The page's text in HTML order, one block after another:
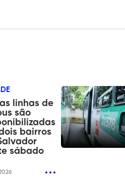
linhas de
são
bairros
sábado